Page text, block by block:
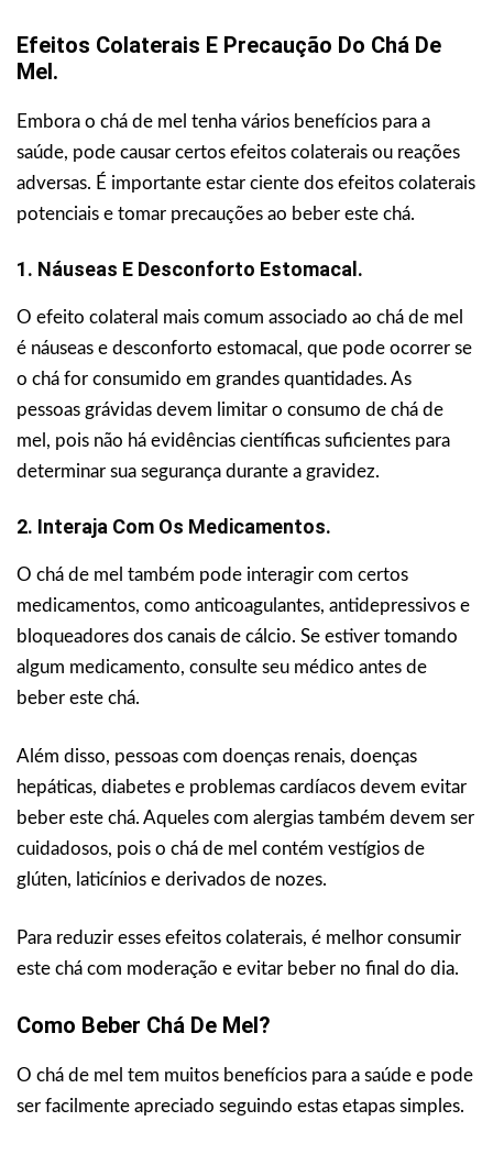
Efeitos Colaterais E Precaução Do Chá De
Mel.
Embora o chá de mel tenha vários benefícios para a
saúde, pode causar certos efeitos colaterais ou reações
adversas. É importante estar ciente dos efeitos colaterais
potenciais e tomar precauções ao beber este chá.
1. Náuseas E Desconforto Estomacal.
O efeito colateral mais comum associado ao chá de mel
é náuseas e desconforto estomacal, que pode ocorrer se
o chá for consumido em grandes quantidades. As
pessoas grávidas devem limitar o consumo de chá de
mel, pois não há evidências científicas suficientes para
determinar sua segurança durante a gravidez.
2. Interaja Com Os Medicamentos.
O chá de mel também pode interagir com certos
medicamentos, como anticoagulantes, antidepressivos e
bloqueadores dos canais de cálcio. Se estiver tomando
algum medicamento, consulte seu médico antes de
beber este chá.
Além disso, pessoas com doenças renais, doenças
hepáticas, diabetes e problemas cardíacos devem evitar
beber este chá. Aqueles com alergias também devem ser
cuidadosos, pois o chá de mel contém vestígios de
glúten, laticínios e derivados de nozes.
Para reduzir esses efeitos colaterais, é melhor consumir
este chá com moderação e evitar beber no final do dia.
Como Beber Chá De Mel?
O chá de mel tem muitos benefícios para a saúde e pode
ser facilmente apreciado seguindo estas etapas simples.